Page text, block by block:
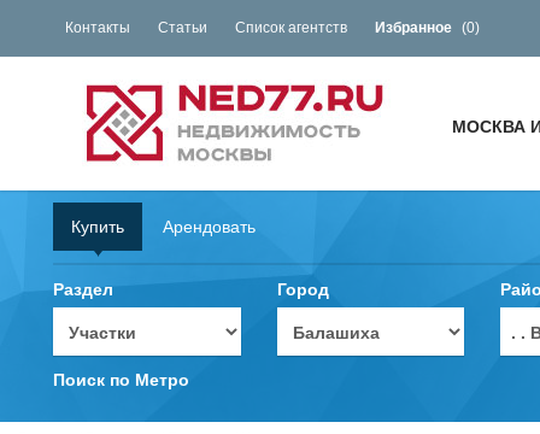
Контакты Статьи Список агентств Избранное (0)
МОСКВА
Купить Арендовать
Раздел Город
. .
Поиск по Метро